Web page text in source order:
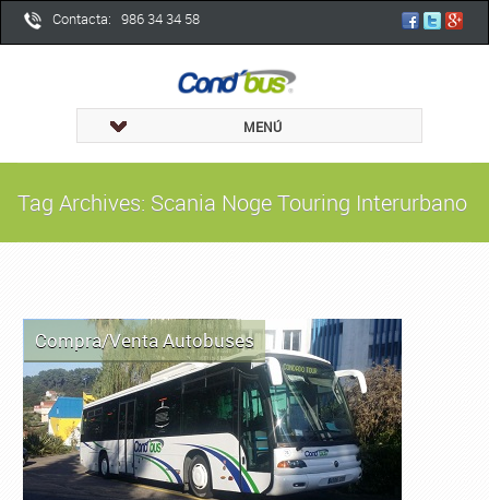
Contacta: 986 34 34 58
MENÚ
Tag Archives: Scania Noge Touring Interurbano
Compra/Venta Autobuses